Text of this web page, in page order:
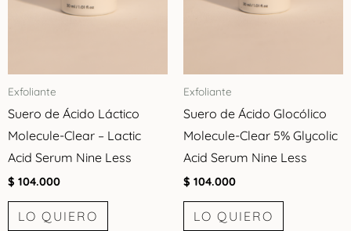
Exfoliante
Suero de Ácido Láctico
Molecule-Clear – Lactic
Acid Serum Nine Less
$ 104.000
LO QUIERO
Exfoliante
Suero de Ácido Glocólico
Molecule-Clear 5% Glycolic
Acid Serum Nine Less
$ 104.000
LO QUIERO